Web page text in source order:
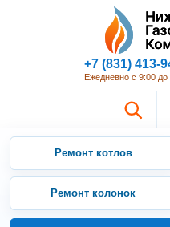
+7 (831) 413-
Ежедневно с 9:00 до
Ремонт котлов
Ремонт колонок